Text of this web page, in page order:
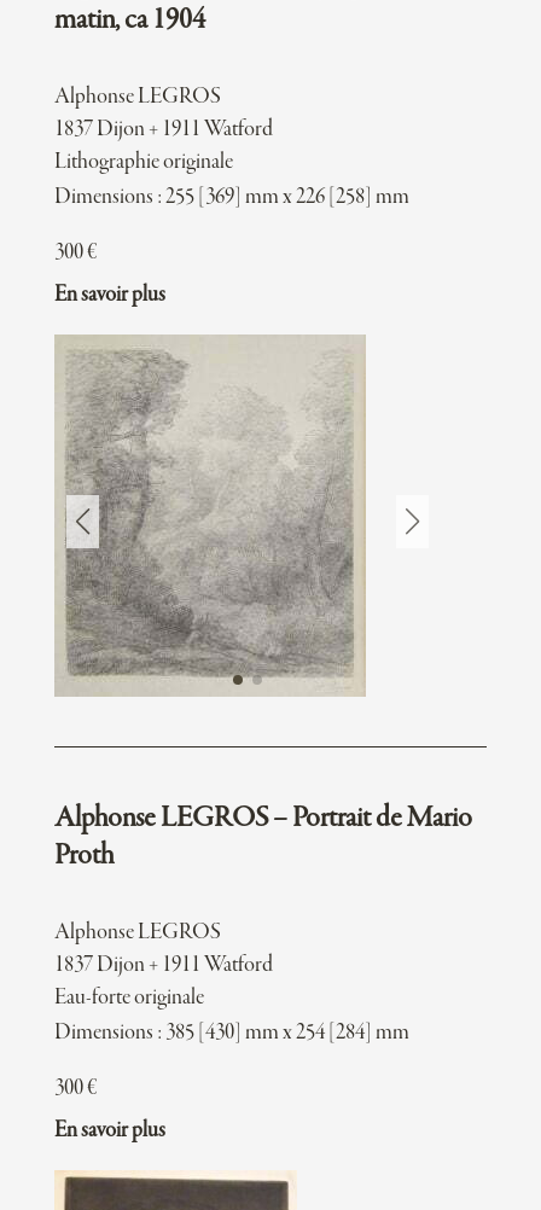
matin, ca 1904
Alphonse LEGROS
1837 Dijon + 1911 Watford
Lithographie originale
Dimensions : 255 [369] mm x 226 [258] mm
300€
En savoir plus
Alphonse LEGROS – Portrait de Mario
Proth
Alphonse LEGROS
1837 Dijon + 1911 Watford
Eau-forte originale
Dimensions : 385 [430] mm x 254 [284] mm
300€
En savoir plus